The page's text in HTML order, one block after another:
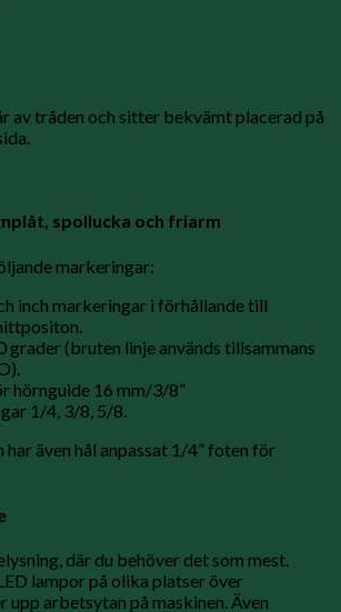
av tråden och sitter bekvämt placerad på
spollucka och friarm
markeringar:
inch markeringar i förhållande till
grader (bruten linje används tillsammans
hörnguide 16 mm/3/8”
1/4, 3/8, 5/8.
även hål anpassat 1/4” foten för
där du behöver det som mest.
lampor på olika platser över
upp arbetsytan på maskinen. Även